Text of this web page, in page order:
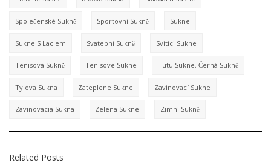
Společenské Sukně Sportovní Sukně Sukne
Sukne S Laclem Svatební Sukně Svitici Sukne
Tenisová Sukně Tenisové Sukne Tutu Sukne. Černá Sukně
Tylova Sukna Zateplene Sukne Zavinovací Sukne
Zavinovacia Sukna Zelena Sukne Zimní Sukně
Related Posts